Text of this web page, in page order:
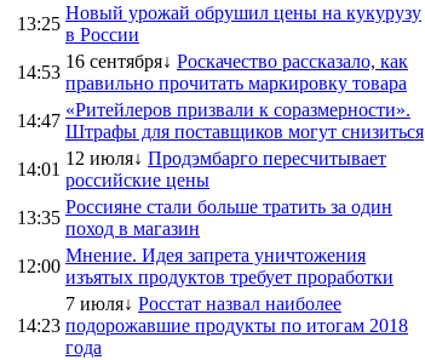
13:25
Новый урожай обрушил цены на кукурузу
в России
14:53
16 сентября↓ Роскачество рассказало, как
правильно прочитать маркировку товара
14:47
«Ритейлеров призвали к соразмерности».
Штрафы для поставщиков могут снизиться
14:01
12 июля↓ Продэмбарго пересчитывает
российские цены
13:35
Россияне стали больше тратить за один
поход в магазин
12:00
Мнение. Идея запрета уничтожения
изъятых продуктов требует проработки
14:23
7 июля↓ Росстат назвал наиболее
подорожавшие продукты по итогам 2018
года